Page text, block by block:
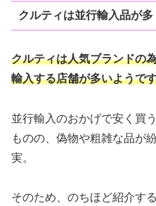
クルティは並行輸入品が
クルティは人気ブランドの
輸入する店舗が多いようで
並行輸入のおかげで安く買
ものの、偽物や粗雑な品が
実。
そのため、のちほど紹介す